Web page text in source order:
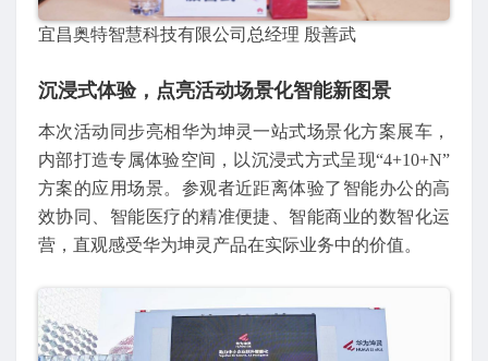
宜昌奥特智慧科技有限公司总经理 殷善武
沉浸式体验，点亮活动场景化智能新图景
本次活动同步亮相华为坤灵一站式场景化方案展车，
内部打造专属体验空间，以沉浸式方式呈现“4+10+N”
方案的应用场景。参观者近距离体验了智能办公的高
效协同、智能医疗的精准便捷、智能商业的数智化运
营，直观感受华为坤灵产品在实际业务中的价值。